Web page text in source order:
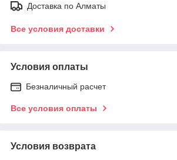
Доставка по Алматы
Все условия доставки
Условия оплаты
Безналичный расчет
Все условия оплаты
Условия возврата